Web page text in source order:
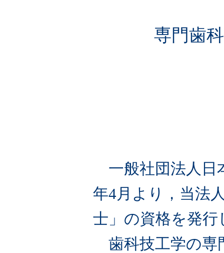
専門歯
一般社団法人日
年4月より，当法
士」の資格を発
歯科技工学の専